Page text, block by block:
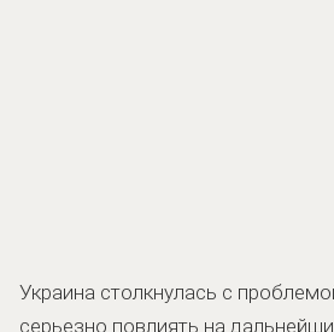
Украина столкнулась с
серьезно повлиять на